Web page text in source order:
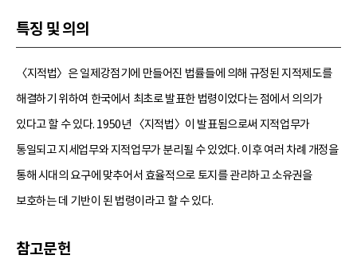
특징 및 의의
〈지적법〉은 일제강점기에 만들어진 법률들에 의해 규정된 지적제도를
해결하기 위하여 한국에서 최초로 발표한 법령이었다는 점에서 의의가
있다고 할 수 있다. 1950년 〈지적법〉이 발표됨으로써 지적업무가
통일되고 지세업무와 지적업무가 분리될 수 있었다. 이후 여러 차례 개정을
통해 시대의 요구에 맞추어서 효율적으로 토지를 관리하고 소유권을
보호하는 데 기반이 된 법령이라고 할 수 있다.
참고문헌